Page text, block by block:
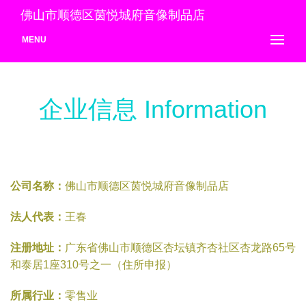
佛山市顺德区茵悦城府音像制品店
MENU
企业信息 Information
公司名称： 佛山市顺德区茵悦城府音像制品店
法人代表： 王春
注册地址： 广东省佛山市顺德区杏坛镇齐杏社区杏龙路65号
和泰居1座310号之一（住所申报）
所属行业： 零售业